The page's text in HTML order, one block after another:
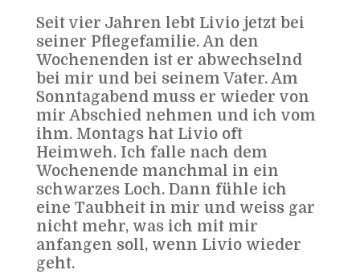
Seit vier Jahren lebt Livio jetzt bei
seiner Pflegefamilie. An den
Wochenenden ist er abwechselnd
bei mir und bei seinem Vater. Am
Sonntagabend muss er wieder von
mir Abschied nehmen und ich vom
ihm. Montags hat Livio oft
Heimweh. Ich falle nach dem
Wochenende manchmal in ein
schwarzes Loch. Dann fühle ich
eine Taubheit in mir und weiss gar
nicht mehr, was ich mit mir
anfangen soll, wenn Livio wieder
geht.